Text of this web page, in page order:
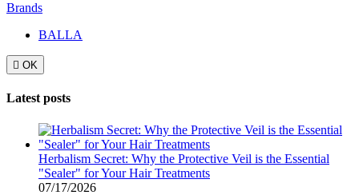
Brands
BALLA
 OK
Latest posts
Herbalism Secret: Why the Protective Veil is the Essential
"Sealer" for Your Hair Treatments
07/17/2026